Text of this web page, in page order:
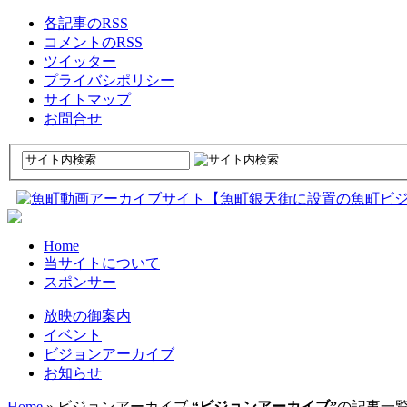
各記事のRSS
コメントのRSS
ツイッター
プライバシポリシー
サイトマップ
お問合せ
Home
当サイトについて
スポンサー
放映の御案内
イベント
ビジョンアーカイブ
お知らせ